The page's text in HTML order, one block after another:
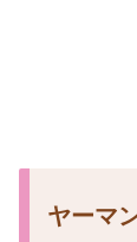
ヤーマ